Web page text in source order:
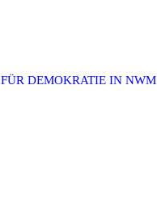
DEMOKRATIE IN NWM